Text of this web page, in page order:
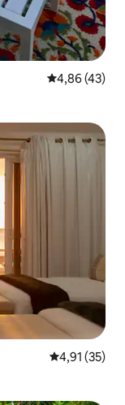
Vidutinis
4,86 (43)
Vidutinis
4,91 (35)